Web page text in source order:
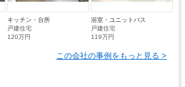
キッチン・台所
戸建住宅
120万円
浴室・ユニットバス
戸建住宅
119万円
この会社の事例をもっと見る >